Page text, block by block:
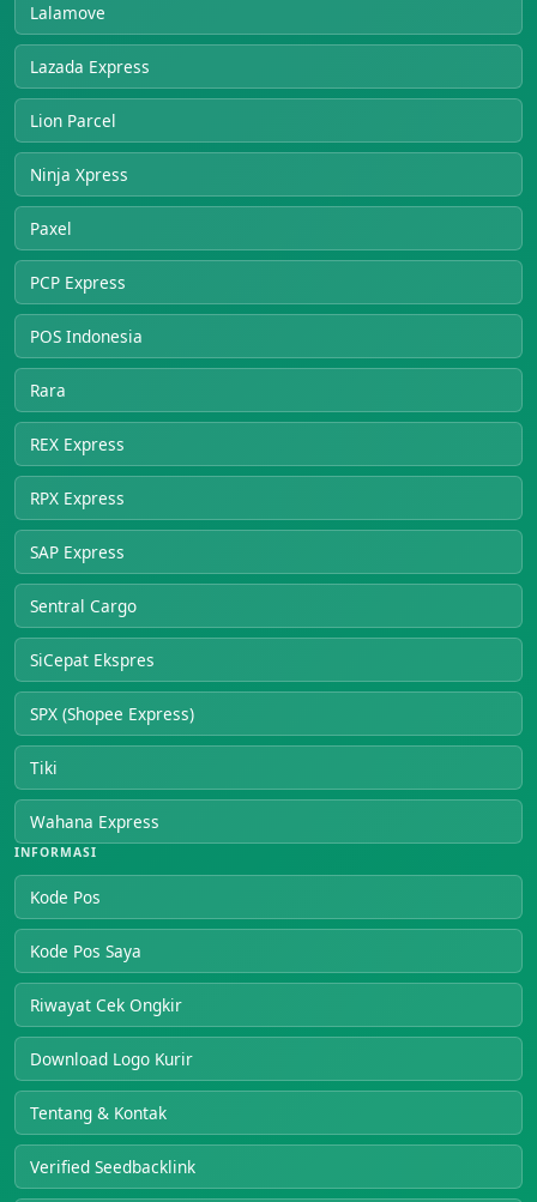
Lalamove
Lazada Express
Lion Parcel
Ninja Xpress
Paxel
PCP Express
POS Indonesia
Rara
REX Express
RPX Express
SAP Express
Sentral Cargo
SiCepat Ekspres
SPX (Shopee Express)
Tiki
Wahana Express
INFORMASI
Kode Pos
Kode Pos Saya
Riwayat Cek Ongkir
Download Logo Kurir
Tentang & Kontak
Verified Seedbacklink